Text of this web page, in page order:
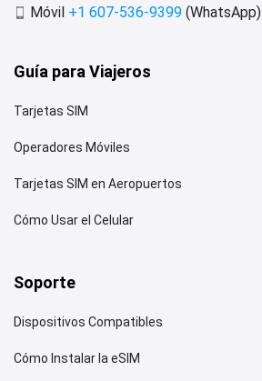
Móvil +1 607-536-9399 (WhatsApp)
Guía para Viajeros
Tarjetas SIM
Operadores Móviles
Tarjetas SIM en Aeropuertos
Cómo Usar el Celular
Soporte
Dispositivos Compatibles
Cómo Instalar la eSIM